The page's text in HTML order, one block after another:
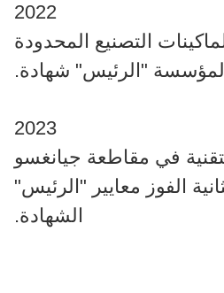
2022
التصنيع المحدودة
المؤسسة "الرئيس" شهادة.
2023
في مقاطعة جيانغسو
الفوز معايير "الرئيس"
الشهادة.